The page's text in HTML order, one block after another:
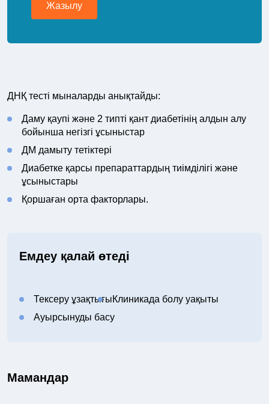
Жазылу
ДНҚ тесті мыналарды анықтайды:
Даму қаупі және 2 типті қант диабетінің алдын алу
бойынша негізгі ұсыныстар
ДМ дамыту тетіктері
Диабетке қарсы препараттардың тиімділігі және
ұсыныстары
Қоршаған орта факторлары.
Емдеу қалай өтеді
Тексеру ұзақтығыКлиникада болу уақыты
Ауырсынуды басу
Мамандар